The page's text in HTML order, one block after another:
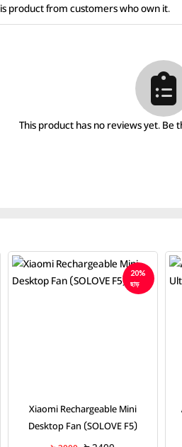
product from customers who own it.
This product has no reviews yet.
25%
ছাড়
Awei F33 1800mAh Desktop
Ultra Slim Fan